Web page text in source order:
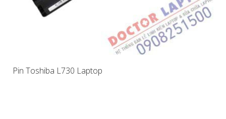
Pin Toshiba L730 Laptop